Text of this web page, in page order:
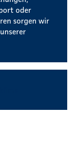
oder
sorgen wir